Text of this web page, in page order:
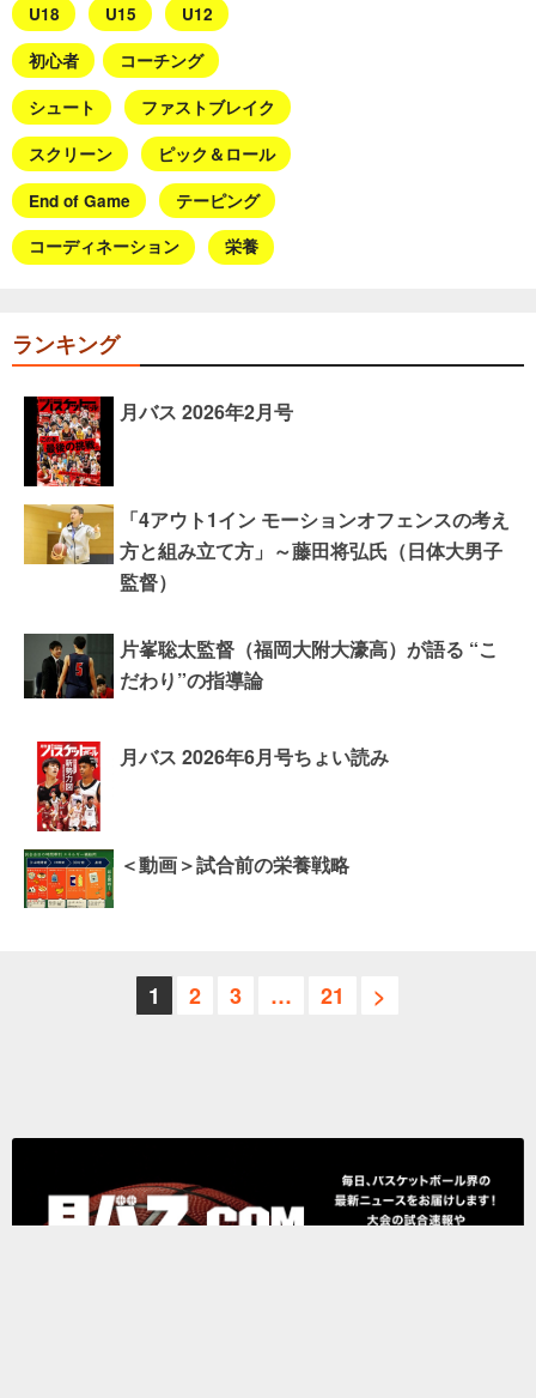
U18 U15 U12
初心者 コーチング
シュート ファストブレイク
スクリーン ピック＆ロール
End of Game テーピング
コーディネーション 栄養
ランキング
月バス 2026年2月号
「4アウト1イン モーションオフェンスの考え
方と組み立て方」～藤田将弘氏（日体大男子
監督）
片峯聡太監督（福岡大附大濠高）が語る “こ
だわり”の指導論
月バス 2026年6月号ちょい読み
＜動画＞試合前の栄養戦略
1 2 3 … 21 >